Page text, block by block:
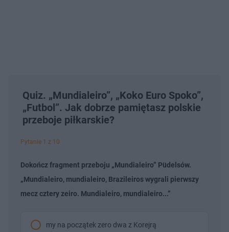
Quiz. „Mundialeiro”, „Koko Euro Spoko”,
„Futbol”. Jak dobrze pamiętasz polskie
przeboje piłkarskie?
Pytanie 1 z 10
Dokończ fragment przeboju „Mundialeiro” Püdelsów.
„Mundialeiro, mundialeiro, Brazileiros wygrali pierwszy
mecz cztery zeiro. Mundialeiro, mundialeiro...”
my na początek zero dwa z Korejrą